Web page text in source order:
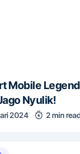
Mobile
Nyulik!
2024 2 min